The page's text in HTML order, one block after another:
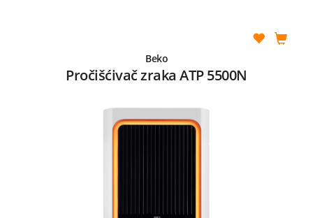
Beko
Pročišćivač zraka ATP 5500N